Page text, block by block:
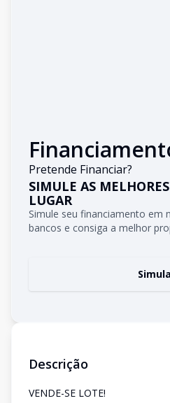
Pretende Financiar?
SIMULE AS
LUGAR
Simule seu financiamento em
bancos e consiga a melhor
Descrição
VENDE-SE LOTE!